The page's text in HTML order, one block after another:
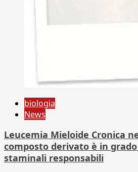
biologia
News
Leucemia Mieloide Cronica
composto derivato è in
staminali responsabili